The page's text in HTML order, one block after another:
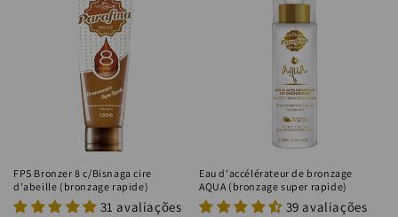
FPS Bronzer 8 c/Bisnaga cire
d'abeille (bronzage rapide)
31 avaliações
Eau d'accélérateur de bronzage
AQUA (bronzage super rapide)
39 avaliações